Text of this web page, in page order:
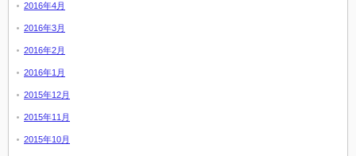
2016年4月
2016年3月
2016年2月
2016年1月
2015年12月
2015年11月
2015年10月